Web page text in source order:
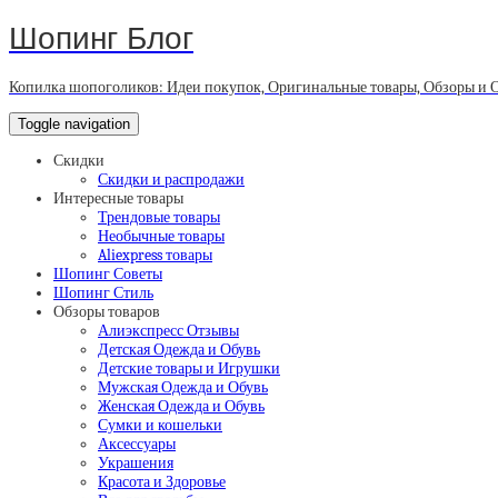
Шопинг Блог
Копилка шопоголиков: Идеи покупок, Оригинальные товары, Обзоры и
Toggle navigation
Скидки
Скидки и распродажи
Интересные товары
Трендовые товары
Необычные товары
Aliexpress товары
Шопинг Советы
Шопинг Стиль
Обзоры товаров
Алиэкспресс Отзывы
Детская Одежда и Обувь
Детские товары и Игрушки
Мужская Одежда и Обувь
Женская Одежда и Обувь
Сумки и кошельки
Аксессуары
Украшения
Красота и Здоровье